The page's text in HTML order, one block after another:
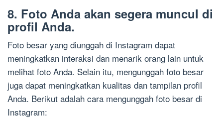
8. Foto Anda akan segera muncul di
profil Anda.
Foto besar yang diunggah di Instagram dapat
meningkatkan interaksi dan menarik orang lain untuk
melihat foto Anda. Selain itu, mengunggah foto besar
juga dapat meningkatkan kualitas dan tampilan profil
Anda. Berikut adalah cara mengunggah foto besar di
Instagram: